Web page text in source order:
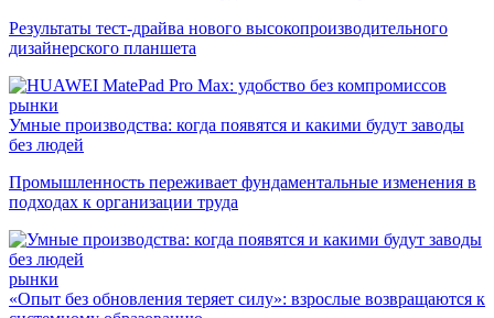
Результаты тест-драйва нового высокопроизводительного
дизайнерского планшета
рынки
Умные производства: когда появятся и какими будут заводы
без людей
Промышленность переживает фундаментальные изменения в
подходах к организации труда
рынки
«Опыт без обновления теряет силу»: взрослые возвращаются к